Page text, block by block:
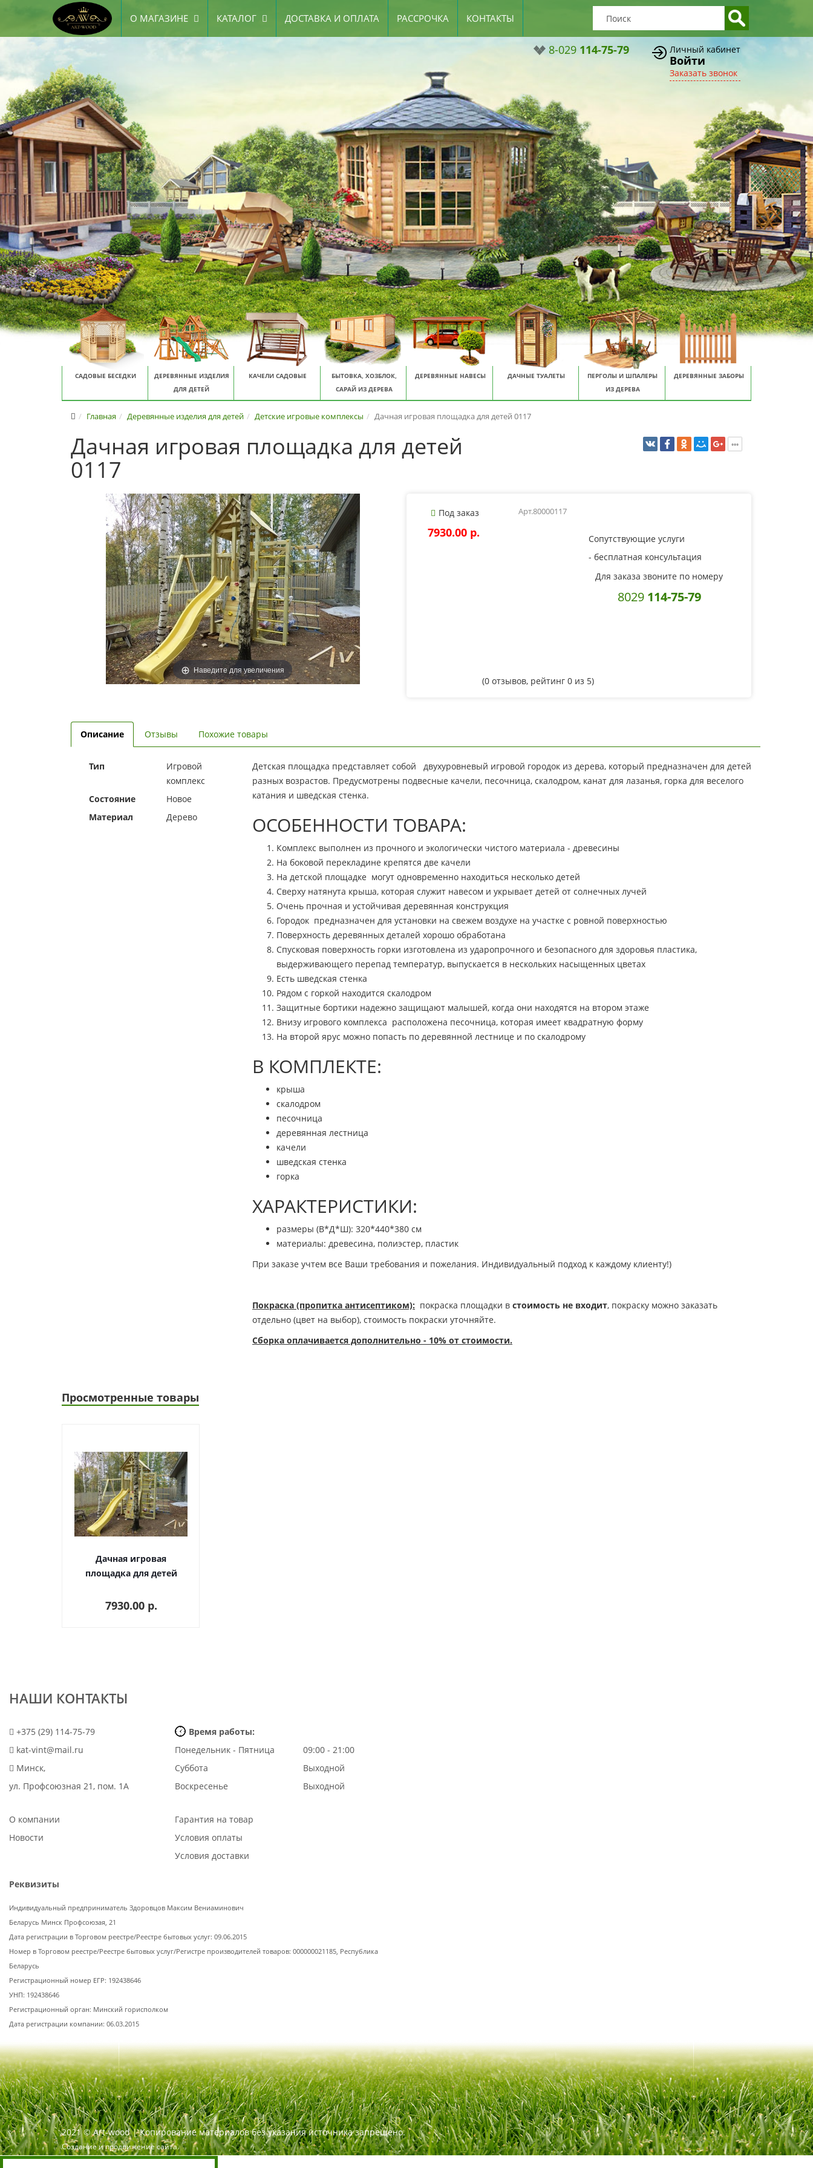
О МАГАЗИНЕ КАТАЛОГ ДОСТАВКА И ОПЛАТА РАССРОЧКА КОНТАКТЫ
8-029 114-75-79 Личный кабинет
Войти
Заказать звонок
САДОВЫЕ БЕСЕДКИ
ДЕРЕВЯННЫЕ ИЗДЕЛИЯ
ДЛЯ ДЕТЕЙ
КАЧЕЛИ САДОВЫЕ
БЫТОВКА, ХОЗБЛОК,
САРАЙ ИЗ ДЕРЕВА
ДЕРЕВЯННЫЕ НАВЕСЫ ДАЧНЫЕ ТУАЛЕТЫ
ПЕРГОЛЫ И ШПАЛЕРЫ
ИЗ ДЕРЕВА
ДЕРЕВЯННЫЕ ЗАБОРЫ
Главная Деревянные изделия для детей Детские игровые комплексы Дачная игровая площадка для детей 0117
Дачная игровая площадка для детей
0117
Наведите для увеличения
Под заказ Арт.80000117
7930.00 p.
Сопутствующие услуги
- бесплатная консультация
Для заказа звоните по номеру
8029 114-75-79
(0 отзывов, рейтинг 0 из 5)
Описание Отзывы Похожие товары
Тип
Игровой
комплекс
Состояние
Новое
Материал
Дерево
Детская площадка представляет собой двухуровневый игровой городок из дерева, который предназначен для детей
разных возрастов. Предусмотрены подвесные качели, песочница, скалодром, канат для лазанья, горка для веселого
катания и шведская стенка.
ОСОБЕННОСТИ ТОВАРА:
Комплекс выполнен из прочного и экологически чистого материала - древесины
На боковой перекладине крепятся две качели
На детской площадке могут одновременно находиться несколько детей
Сверху натянута крыша, которая служит навесом и укрывает детей от солнечных лучей
Очень прочная и устойчивая деревянная конструкция
Городок предназначен для установки на свежем воздухе на участке с ровной поверхностью
Поверхность деревянных деталей хорошо обработана
Спусковая поверхность горки изготовлена из ударопрочного и безопасного для здоровья пластика,
выдерживающего перепад температур, выпускается в нескольких насыщенных цветах
Есть шведская стенка
Рядом с горкой находится скалодром
Защитные бортики надежно защищают малышей, когда они находятся на втором этаже
Внизу игрового комплекса расположена песочница, которая имеет квадратную форму
На второй ярус можно попасть по деревянной лестнице и по скалодрому
В КОМПЛЕКТЕ:
крыша
скалодром
песочница
деревянная лестница
качели
шведская стенка
горка
ХАРАКТЕРИСТИКИ:
размеры (В*Д*Ш): 320*440*380 см
материалы: древесина, полиэстер, пластик
При заказе учтем все Ваши требования и пожелания. Индивидуальный подход к каждому клиенту!)
Покраска (пропитка антисептиком): покраска площадки в стоимость не входит, покраску можно заказать
отдельно (цвет на выбор), стоимость покраски уточняйте.
Сборка оплачивается дополнительно - 10% от стоимости.
Просмотренные товары
Дачная игровая
площадка для детей
7930.00 p.
НАШИ КОНТАКТЫ
+375 (29) 114-75-79
kat-vint@mail.ru
Минск,
ул. Профсоюзная 21, пом. 1А
Время работы:
Понедельник - Пятница
09:00 - 21:00
Суббота
Выходной
Воскресенье
Выходной
О компании
Новости
Гарантия на товар
Условия оплаты
Условия доставки
Реквизиты
Индивидуальный предприниматель Здоровцов Максим Вениаминович
Беларусь Минск Профсоюзая, 21
Дата регистрации в Торговом реестре/Реестре бытовых услуг: 09.06.2015
Номер в Торговом реестре/Реестре бытовых услуг/Регистре производителей товаров: 000000021185, Республика
Беларусь
Регистрационный номер ЕГР: 192438646
УНП: 192438646
Регистрационный орган: Минский горисполком
Дата регистрации компании: 06.03.2015
2021 ©Art-wood |Копирование материалов без указания источника запрещено.
Создание и продвижение сайта